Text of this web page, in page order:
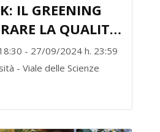
IL GREENING
LA QUALITA’
CAMPUS
- 27/09/2024 h. 23:59
- Viale delle Scienze